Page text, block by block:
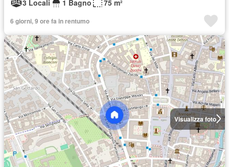
3 Locali
1 Bagno 75 m²
6 giorni, 9 ore fa in rentumo
Visualizza foto